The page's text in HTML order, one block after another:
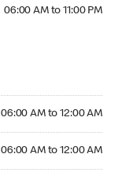
06:00 AM to 11:00 PM
06:00 AM to 12:00 AM
06:00 AM to 12:00 AM